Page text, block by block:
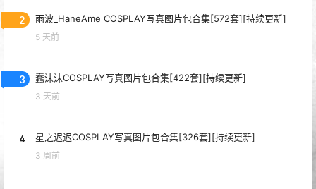
2 雨波_HaneAme COSPLAY写真图片包合集[572套][持续更新]
5 天前
3 蠢沫沫COSPLAY写真图片包合集[422套][持续更新]
3 天前
4 星之迟迟COSPLAY写真图片包合集[326套][持续更新]
3 周前